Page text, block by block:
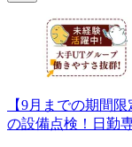
【9月までの期間
の設備点検！日勤